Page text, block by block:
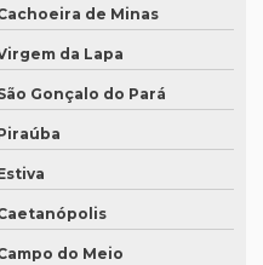
no rj
em porto alegre
recife
em sp
texto
de Minas
da Lapa
Gonçalo do Pará
do Meio